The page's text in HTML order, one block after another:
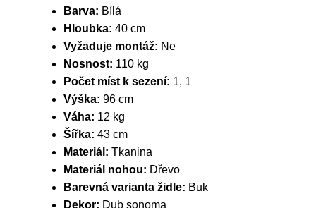
Barva: Bílá
Hloubka: 40 cm
Vyžaduje montáž: Ne
Nosnost: 110 kg
Počet míst k sezení: 1, 1
Výška: 96 cm
Váha: 12 kg
Šířka: 43 cm
Materiál: Tkanina
Materiál nohou: Dřevo
Barevná varianta židle: Buk
Dekor: Dub sonoma